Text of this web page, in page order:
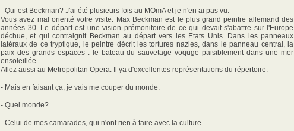
- Qui est Beckman? J'ai été plusieurs fois au MOmA et je n'en ai pas vu.
Vous avez mal orienté votre visite. Max Beckman est le plus grand peintre allemand des
années 30. Le départ est une vision prémonitoire de ce qui devait s'abattre sur l'Europe
déchue, et qui contraignit Beckman au départ vers les Etats Unis. Dans les panneaux
latéraux de ce tryptique, le peintre décrit les tortures nazies, dans le panneau central, la
paix des grands espaces : le bateau du sauvetage voquge paisiblement dans une mer
ensoleillée.
Allez aussi au Metropolitan Opera. Il ya d'excellentes représentations du répertoire.
- Mais en faisant ça, je vais me couper du monde.
- Quel monde?
- Celui de mes camarades, qui n'ont rien à faire avec la culture.